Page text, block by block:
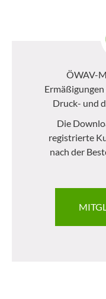
ÖWAV-
Druck- und
Die
registrierte
nach der